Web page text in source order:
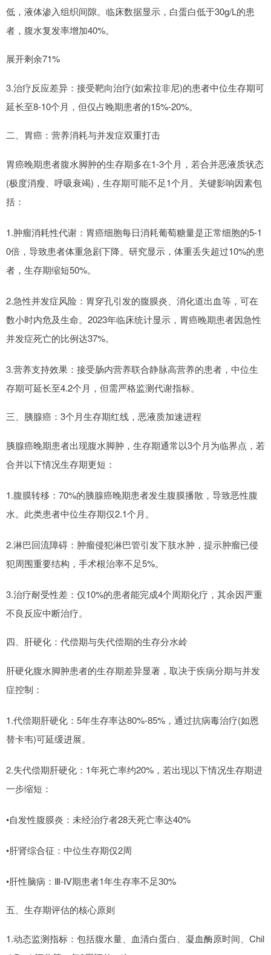
低，液体渗入组织间隙。临床数据显示，白蛋白低于30g/L的患
者，腹水复发率增加40%。
展开剩余71%
3.治疗反应差异：接受靶向治疗(如索拉非尼)的患者中位生存期可
延长至8-10个月，但仅占晚期患者的15%-20%。
二、胃癌：营养消耗与并发症双重打击
胃癌晚期患者腹水脚肿的生存期多在1-3个月，若合并恶液质状态
(极度消瘦、呼吸衰竭)，生存期可能不足1个月。关键影响因素包
括：
1.肿瘤消耗性代谢：胃癌细胞每日消耗葡萄糖量是正常细胞的5-1
0倍，导致患者体重急剧下降。研究显示，体重丢失超过10%的患
者，生存期缩短50%。
2.急性并发症风险：胃穿孔引发的腹膜炎、消化道出血等，可在
数小时内危及生命。2023年临床统计显示，胃癌晚期患者因急性
并发症死亡的比例达37%。
3.营养支持效果：接受肠内营养联合静脉高营养的患者，中位生
存期可延长至4.2个月，但需严格监测代谢指标。
三、胰腺癌：3个月生存期红线，恶液质加速进程
胰腺癌晚期患者出现腹水脚肿，生存期通常以3个月为临界点，若
合并以下情况生存期更短：
1.腹膜转移：70%的胰腺癌晚期患者发生腹膜播散，导致恶性腹
水。此类患者中位生存期仅2.1个月。
2.淋巴回流障碍：肿瘤侵犯淋巴管引发下肢水肿，提示肿瘤已侵
犯周围重要结构，手术根治率不足5%。
3.治疗耐受性差：仅10%的患者能完成4个周期化疗，其余因严重
不良反应中断治疗。
四、肝硬化：代偿期与失代偿期的生存分水岭
肝硬化腹水脚肿患者的生存期差异显著，取决于疾病分期与并发
症控制：
1.代偿期肝硬化：5年生存率达80%-85%，通过抗病毒治疗(如恩
替卡韦)可延缓进展。
2.失代偿期肝硬化：1年死亡率约20%，若出现以下情况生存期进
一步缩短：
•自发性腹膜炎：未经治疗者28天死亡率达40%
•肝肾综合征：中位生存期仅2周
•肝性脑病：Ⅲ-Ⅳ期患者1年生存率不足30%
五、生存期评估的核心原则
1.动态监测指标：包括腹水量、血清白蛋白、凝血酶原时间、Chil